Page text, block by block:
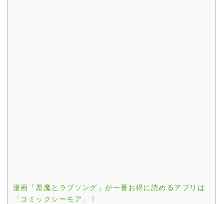
漫画「悪魔とラブソング」が一番お得に読めるアプリは
「コミックシーモア」！